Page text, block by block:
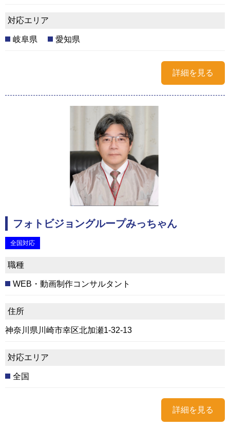
対応エリア
岐阜県 愛知県
詳細を見る
フォトビジョングループみっちゃん
全国対応
職種
WEB・動画制作コンサルタント
住所
神奈川県川崎市幸区北加瀬1-32-13
対応エリア
全国
詳細を見る